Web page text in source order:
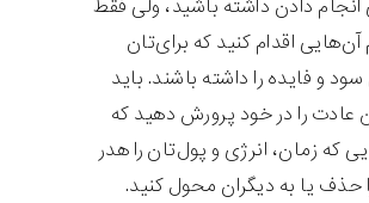
انجام دادن داشته باشید،‌ ولی فقط
آن‌هایی اقدام کنید که برای‌تان
و فایده را داشته باشند. باید
عادت را در خود پرورش دهید که
که زمان، انرژی و پول‌تان را هدر
حذف یا به دیگران محول کنید.